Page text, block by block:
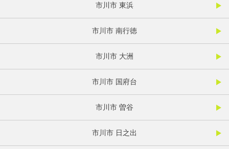
市川市 東浜
市川市 南行徳
市川市 大洲
市川市 国府台
市川市 曽谷
市川市 日之出